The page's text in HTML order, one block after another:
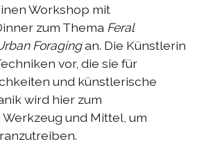
Workshop mit
zum Thema Feral
Foragingan. Die Künstlerin
vor, die sie für
und künstlerische
wird hier zum
und Mittel, um